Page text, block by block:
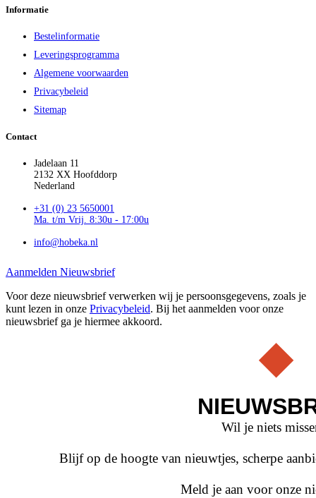
Informatie
Bestelinformatie
Leveringsprogramma
Algemene voorwaarden
Privacybeleid
Sitemap
Contact
Jadelaan 11
2132 XX Hoofddorp
Nederland
+31 (0) 23 5650001
Ma. t/m Vrij. 8:30u - 17:00u
info@hobeka.nl
Aanmelden Nieuwsbrief
Voor deze nieuwsbrief verwerken wij je persoonsgegevens, zoals je
kunt lezen in onze Privacybeleid. Bij het aanmelden voor onze
nieuwsbrief ga je hiermee akkoord.
Wil je niets
Blijf op de hoogte van nieuwtjes, scherpe
Meld je aan voor onze